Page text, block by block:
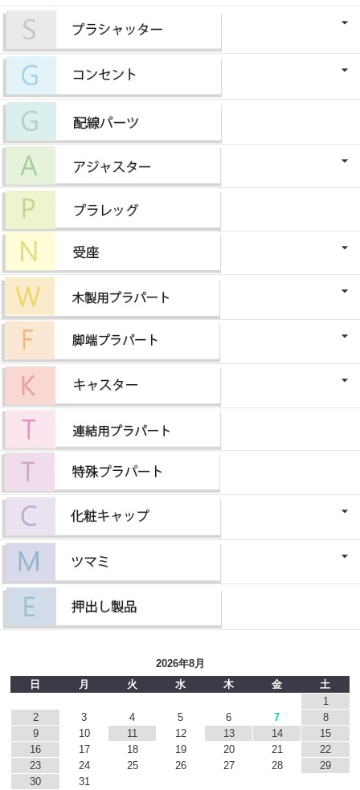
2026年8月
日
月 火 水 木 金
土
1
2
3 4 5 6 7
8
9
10 11 12 13 14
15
16
17 18 19 20 21
22
23
24 25 26 27 28
29
30
31